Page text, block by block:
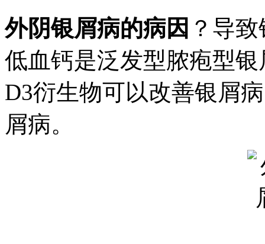
外阴银屑病的病因 ？导
低血钙是泛发型脓疱型
D3衍生物可以改善银屑
屑病。